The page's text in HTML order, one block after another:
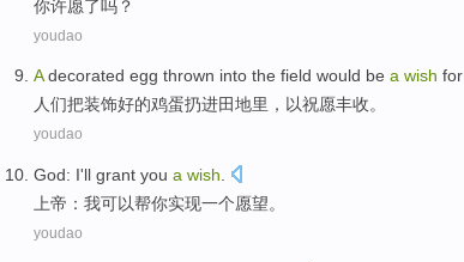
你许愿了吗？
youdao
Adecorated egg thrown into the field would be a wish for
人们把装饰好的鸡蛋扔进田地里，以祝愿丰收。
youdao
God: I'll grant you a wish
上帝 ： 我可以帮你实现一个愿望。
youdao